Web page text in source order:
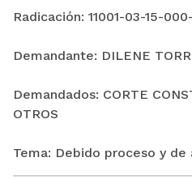
Radicación: 11001-03-15-
Demandante: DILENE
Demandados: CORTE
OTROS
Tema: Debido proceso y de